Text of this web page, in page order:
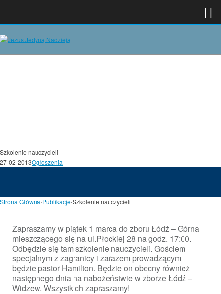
Szkolenie nauczycieli
27-02-2013Ogłoszenia
Strona Główna⋅Publikacje⋅Szkolenie nauczycieli
Zapraszamy w piątek 1 marca do zboru Łódź – Górna
mieszczącego się na ul.Płockiej 28 na godz. 17:00.
Odbędzie się tam szkolenie nauczycieli. Gościem
specjalnym z zagranicy i zarazem prowadzącym
będzie pastor Hamilton. Będzie on obecny również
następnego dnia na nabożeństwie w zborze Łódź –
Widzew. Wszystkich zapraszamy!